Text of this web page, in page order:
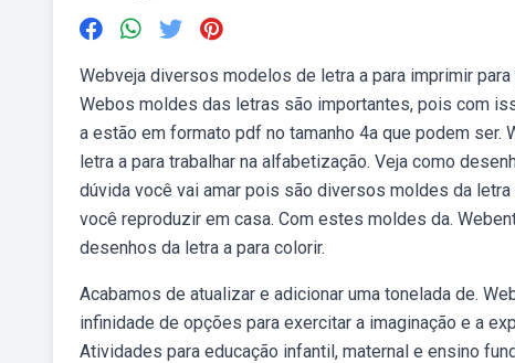
Webveja diversos modelos de letra a para imprimir
Webos moldes das letras são importantes, pois com
a estão em formato pdf no tamanho 4a que podem
letra a para trabalhar na alfabetização. Veja como
dúvida você vai amar pois são diversos moldes da
você reproduzir em casa. Com estes moldes da.
desenhos da letra a para colorir.
Acabamos de atualizar e adicionar uma tonelada de.
infinidade de opções para exercitar a imaginação e a
Atividades para educação infantil, maternal e ensino